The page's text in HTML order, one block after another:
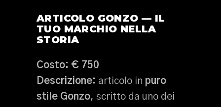
ARTICOLO GONZO — IL
TUO MARCHIO NELLA
STORIA
Costo: € 750
Descrizione: articolo in puro
stile Gonzo, scritto da uno dei